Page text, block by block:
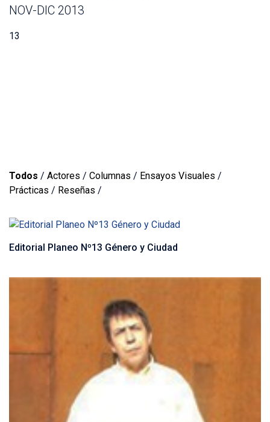
NOV-DIC 2013
13
Todos / Actores / Columnas / Ensayos Visuales /
Prácticas / Reseñas /
Editorial Planeo Nº13 Género y Ciudad